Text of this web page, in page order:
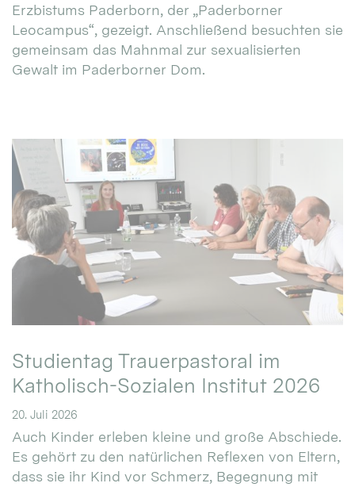
Erzbistums Paderborn, der „Paderborner
Leocampus“, gezeigt. Anschließend besuchten sie
gemeinsam das Mahnmal zur sexualisierten
Gewalt im Paderborner Dom.
Studientag Trauerpastoral im
Katholisch-Sozialen Institut 2026
20. Juli 2026
Auch Kinder erleben kleine und große Abschiede.
Es gehört zu den natürlichen Reflexen von Eltern,
dass sie ihr Kind vor Schmerz, Begegnung mit